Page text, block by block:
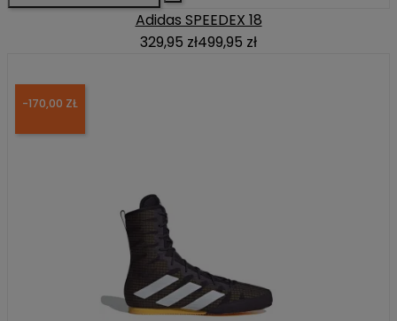
Adidas SPEEDEX 18
329,95 zł499,95 zł
-170,00 ZŁ